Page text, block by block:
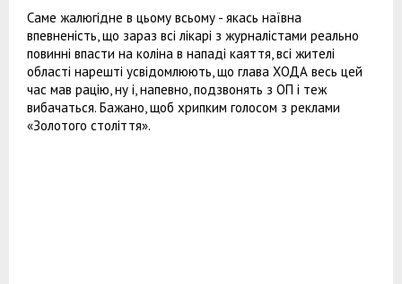
Саме жалюгідне в цьому всьому - якась наївна
впевненість, що зараз всі лікарі з журналістами реально
повинні впасти на коліна в нападі каяття, всі жителі
області нарешті усвідомлюють, що глава ХОДА весь цей
час мав рацію, ну і, напевно, подзвонять з ОП і теж
вибачаться. Бажано, щоб хрипким голосом з реклами
«Золотого століття».